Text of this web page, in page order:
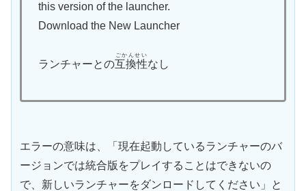
this version of the launcher.
Download the New Launcher
ランチャーとの互換性
ごかんせい
なし
エラーの意味は、「現在起動しているランチャーのバ
ージョンでは統合版をプレイすることはできないの
で、新しいランチャーをダンロードしてください」と